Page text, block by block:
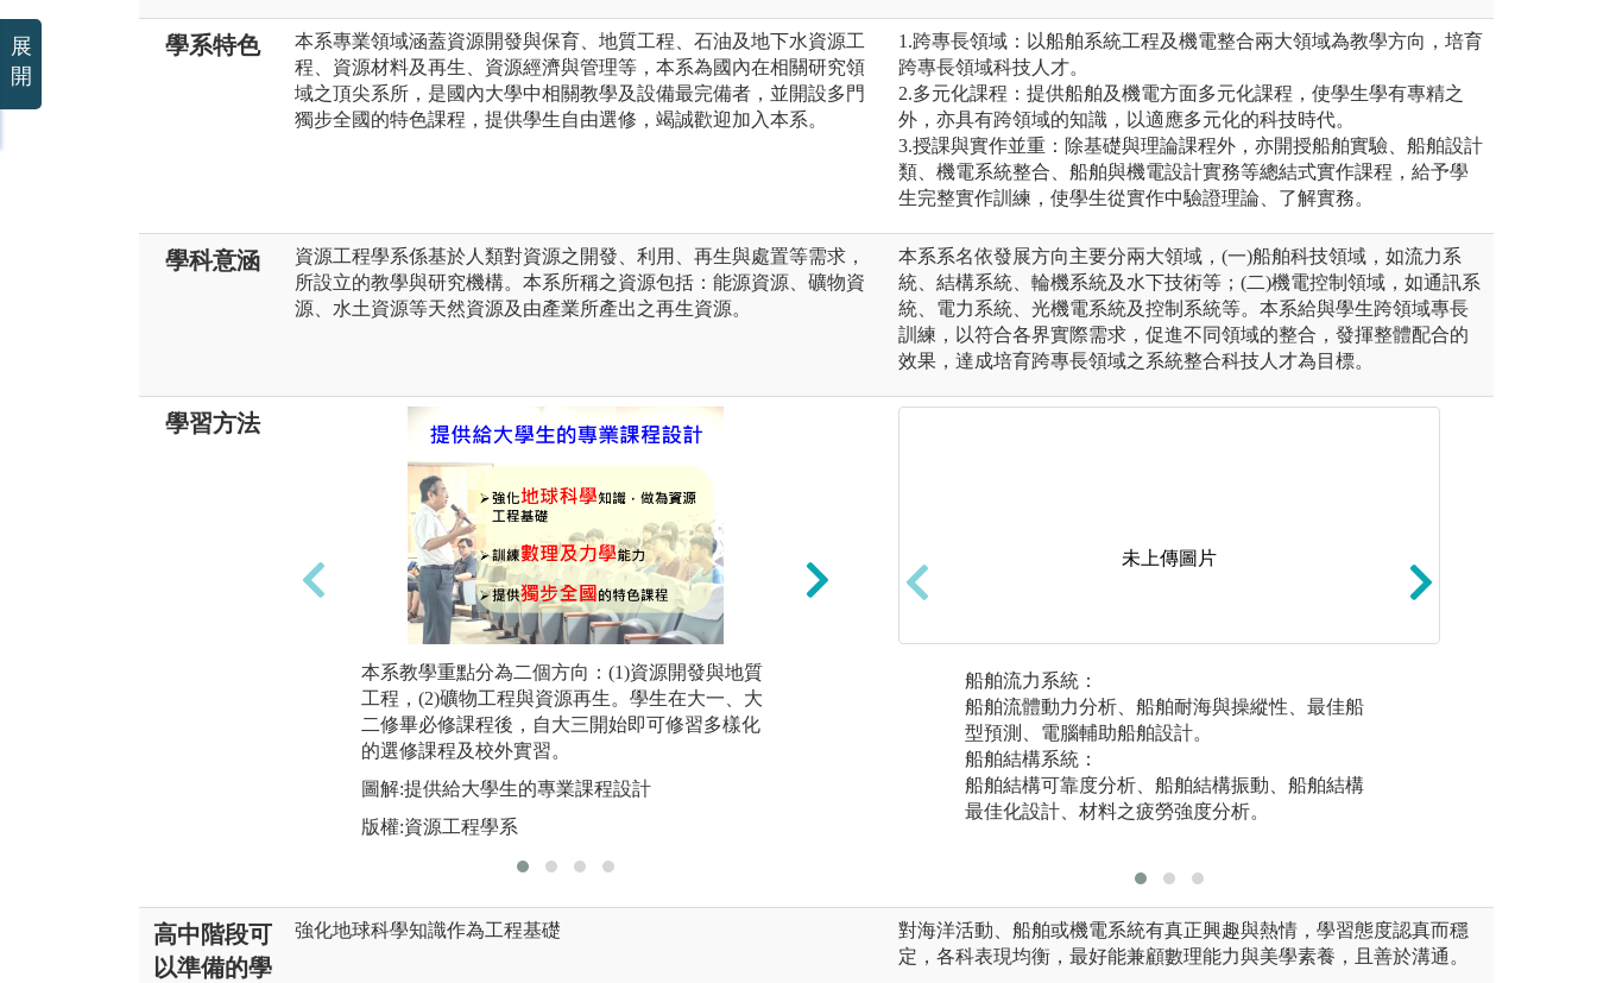
學系特色
本系專業領域涵蓋資源開發與保育、地質工程、石油及地下水資源工
程、資源材料及再生、資源經濟與管理等，本系為國內在相關研究領
域之頂尖系所，是國內大學中相關教學及設備最完備者，並開設多門
獨步全國的特色課程，提供學生自由選修，竭誠歡迎加入本系。
1.跨專長領域：以船舶系統工程及機電整合兩大領域為教學方向，培育
跨專長領域科技人才。
2.多元化課程：提供船舶及機電方面多元化課程，使學生學有專精之
外，亦具有跨領域的知識，以適應多元化的科技時代。
3.授課與實作並重：除基礎與理論課程外，亦開授船舶實驗、船舶設計
類、機電系統整合、船舶與機電設計實務等總結式實作課程，給予學
生完整實作訓練，使學生從實作中驗證理論、了解實務。
學科意涵
資源工程學系係基於人類對資源之開發、利用、再生與處置等需求，
所設立的教學與研究機構。本系所稱之資源包括：能源資源、礦物資
源、水土資源等天然資源及由產業所產出之再生資源。
本系系名依發展方向主要分兩大領域，(一)船舶科技領域，如流力系
統、結構系統、輪機系統及水下技術等；(二)機電控制領域，如通訊系
統、電力系統、光機電系統及控制系統等。本系給與學生跨領域專長
訓練，以符合各界實際需求，促進不同領域的整合，發揮整體配合的
效果，達成培育跨專長領域之系統整合科技人才為目標。
學習方法
本系教學重點分為二個方向：(1)資源開發與地質
工程，(2)礦物工程與資源再生。學生在大一、大
二修畢必修課程後，自大三開始即可修習多樣化
的選修課程及校外實習。
圖解:提供給大學生的專業課程設計
版權:資源工程學系
大學部基礎課程
圖解:強化地球科學知識作為工程基礎
版權:資源工程學系
未上傳圖片
船舶流力系統：
船舶流體動力分析、船舶耐海與操縱性、最佳船
型預測、電腦輔助船舶設計。
船舶結構系統：
船舶結構可靠度分析、船舶結構振動、船舶結構
最佳化設計、材料之疲勞強度分析。
高中階段可
以準備的學
強化地球科學知識作為工程基礎
對海洋活動、船舶或機電系統有真正興趣與熱情，學習態度認真而穩
定，各科表現均衡，最好能兼顧數理能力與美學素養，且善於溝通。
展
開